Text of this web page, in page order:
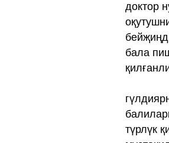
доктор
бала
түрлүк